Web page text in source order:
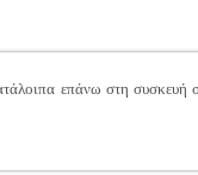
επάνω στη συσκευή